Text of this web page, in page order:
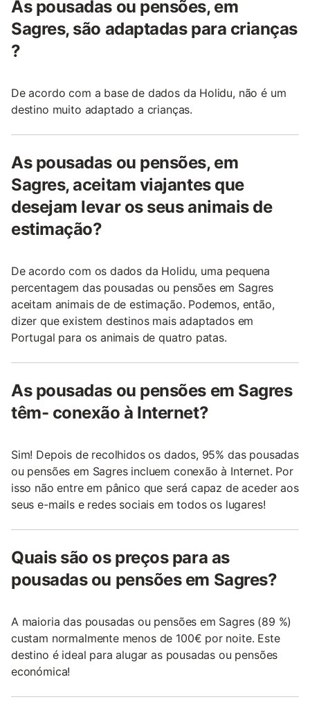
As pousadas ou pensões, em
Sagres, são adaptadas para crianças
?
De acordo com a base de dados da Holidu, não é um
destino muito adaptado a crianças.
As pousadas ou pensões, em
Sagres, aceitam viajantes que
desejam levar os seus animais de
estimação?
De acordo com os dados da Holidu, uma pequena
percentagem das pousadas ou pensões em Sagres
aceitam animais de de estimação. Podemos, então,
dizer que existem destinos mais adaptados em
Portugal para os animais de quatro patas.
As pousadas ou pensões em Sagres
têm- conexão à Internet?
Sim! Depois de recolhidos os dados, 95% das pousadas
ou pensões em Sagres incluem conexão à Internet. Por
isso não entre em pânico que será capaz de aceder aos
seus e-mails e redes sociais em todos os lugares!
Quais são os preços para as
pousadas ou pensões em Sagres?
A maioria das pousadas ou pensões em Sagres (89 %)
custam normalmente menos de 100€ por noite. Este
destino é ideal para alugar as pousadas ou pensões
económica!